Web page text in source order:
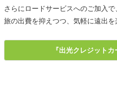
さらにロードサービスへのご加入で
旅の出費を抑えつつ、気軽に遠出を
『出光クレジット